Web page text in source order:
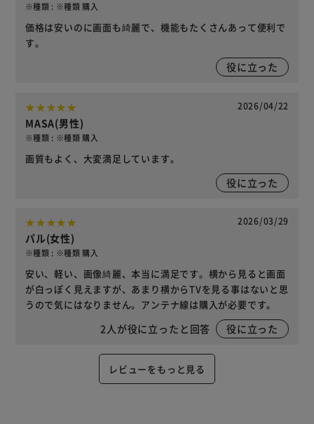
※種類 : ※種類 購入
価格は安いのに画面も綺麗で、機能もたくさんあって便利で
す。
役に立った
2026/04/22
MASA(男性)
※種類 : ※種類 購入
画質もよく、大変満足しています。
役に立った
2026/03/29
パル(女性)
※種類 : ※種類 購入
安い、軽い、画像綺麗、本当に満足です。横から見ると画面
が白っぽく見えますが、あまり横からTVを見る事はないと思
うので気にはなりません。アンテナ線は購入が必要です。
2 人が役に立ったと回答 役に立った
レビューをもっと見る